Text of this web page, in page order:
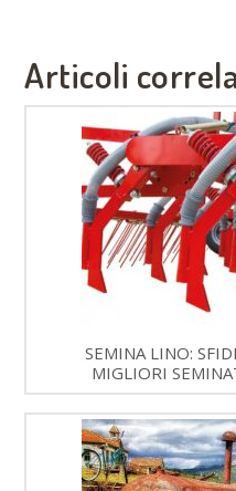
Articoli
SEMINA LINO:
MIGLIORI